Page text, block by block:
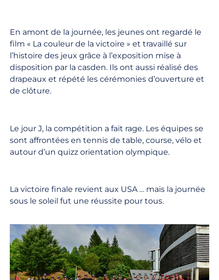
En amont de la journée, les jeunes ont regardé le
film « La couleur de la victoire » et travaillé sur
l’histoire des jeux grâce à l’exposition mise à
disposition par la casden. Ils ont aussi réalisé des
drapeaux et répété les cérémonies d’ouverture et
de clôture.
Le jour J, la compétition a fait rage. Les équipes se
sont affrontées en tennis de table, course, vélo et
autour d’un quizz orientation olympique.
La victoire finale revient aux USA … mais la journée
sous le soleil fut une réussite pour tous.